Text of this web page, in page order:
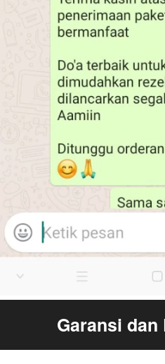
Garansi